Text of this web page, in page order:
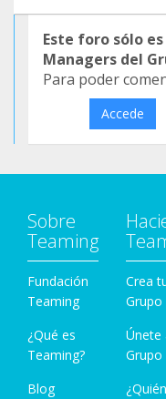
Este foro sólo
Managers del
Para poder
Accede
Sobre
Teaming
Fundación
Teaming
¿Qué es
Teaming?
Blog
Crea
Grupo
Únete
Grupo
¿Quién